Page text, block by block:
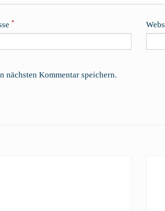
*
nächsten Kommentar speichern.